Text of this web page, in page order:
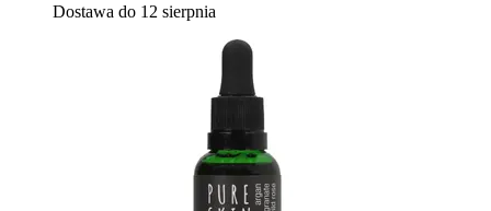
Dostawa do 12 sierpnia